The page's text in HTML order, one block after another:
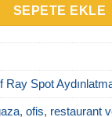
SEPETE EKLE
Ray Spot
, ofis, restaurant